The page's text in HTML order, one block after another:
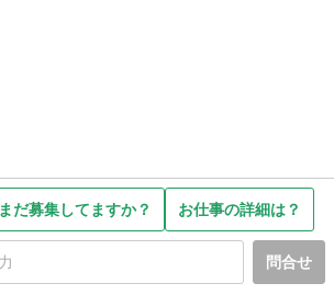
まだ募集してますか？ お仕事の詳細は？
問合せ